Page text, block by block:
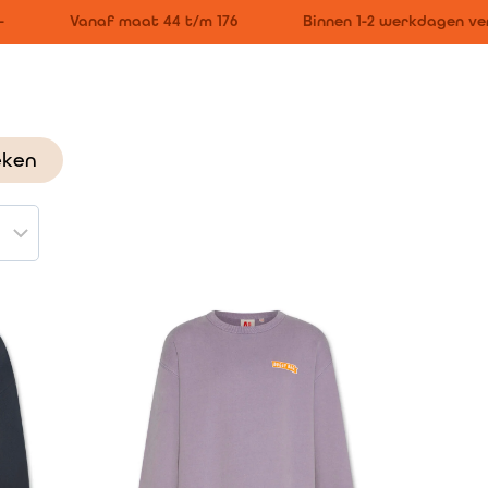
Vanaf maat 44 t/m 176 Binnen 1-2 werkdagen